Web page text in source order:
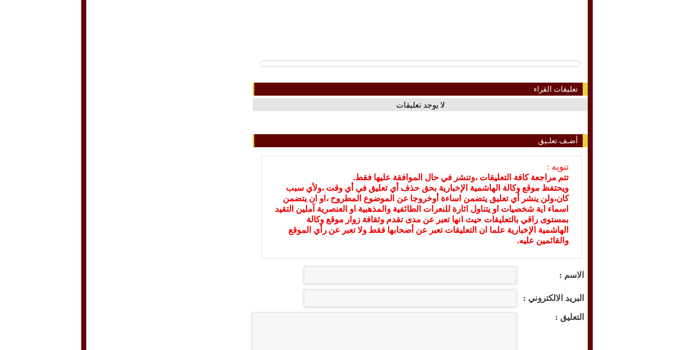
تعليقات القراء
لا يوجد تعليقات
أضـف تعلـيق
تنويه :
تتم مراجعة كافة التعليقات ،وتنشر في حال الموافقة عليها فقط.
ويحتفظ موقع وكالة الهاشمية الإخبارية بحق حذف أي تعليق في أي وقت ،ولأي سبب
كان،ولن ينشر أي تعليق يتضمن اساءة أوخروجا عن الموضوع المطروح ،او ان يتضمن
اسماء اية شخصيات او يتناول اثارة للنعرات الطائفية والمذهبية او العنصرية آملين التقيد
بمستوى راقي بالتعليقات حيث انها تعبر عن مدى تقدم وثقافة زوار موقع وكالة
الهاشمية الإخبارية علما ان التعليقات تعبر عن أصحابها فقط ولا تعبر عن رأي الموقع
والقائمين عليه.
الاسم :
البريد الالكتروني :
التعليق :